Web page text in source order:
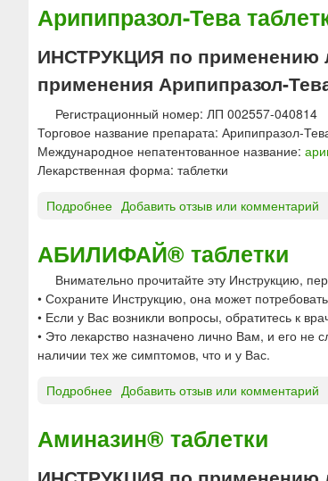
ш
ч
о
г
о
в
в
н
и
я
т
р
ь
и
и
п
а
з
о
л
Т
в
а
т
а
б
к
д
Арипипразол-Тева
ИНСТРУКЦИЯ по применению
применения Арипипразол-
Регистрационный номер: ЛП 002557-040814
Торговое название препарата: Арипипразол-
Международное непатентованное название:
Лекарственная форма: таблетки
Подробнее
р
и
п
и
п
р
а
-
Т
е
Добавить отзыв или комментарий
АБИЛИФАЙ® таблетки
Внимательно прочитайте эту Инструкцию,
• Сохраните Инструкцию, она может
• Если у Вас возникли вопросы, обратитесь к
• Это лекарство назначено лично Вам, и его не
наличии тех же симптомов, что и у Вас.
Подробнее
И
Добавить отзыв или комментарий
Аминазин® таблетки